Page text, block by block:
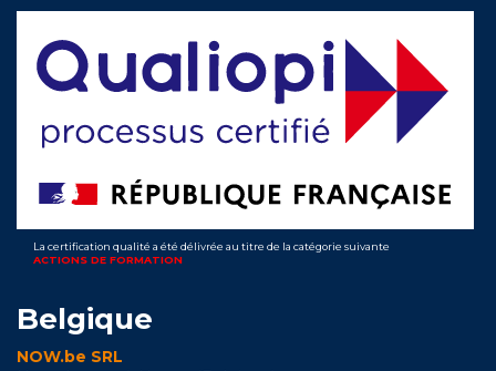
La certification qualité a été délivrée au titre de la catégorie suivante
ACTIONS DE FORMATION
Belgique
NOW.be SRL